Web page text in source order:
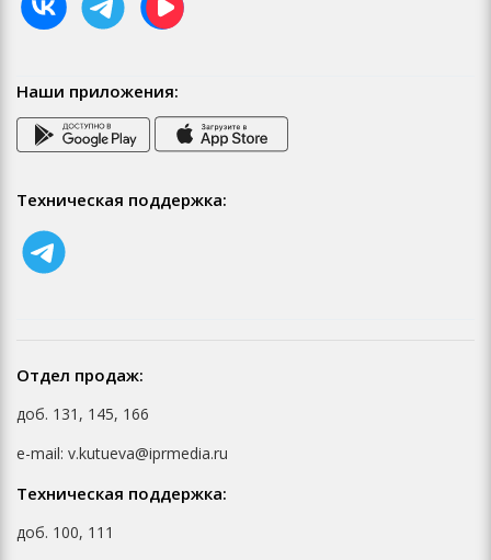
Наши приложения:
Техническая поддержка:
Отдел продаж:
доб. 131, 145, 166
e-mail: v.kutueva@iprmedia.ru
Техническая поддержка:
доб. 100, 111